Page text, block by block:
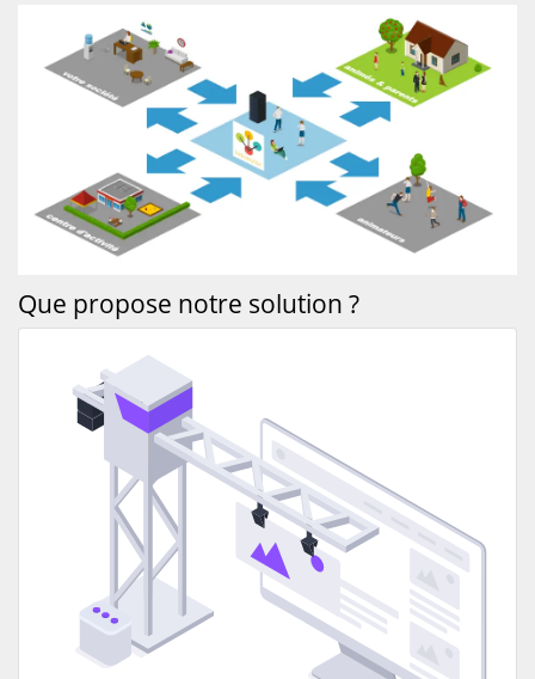
Que propose notre solution ?